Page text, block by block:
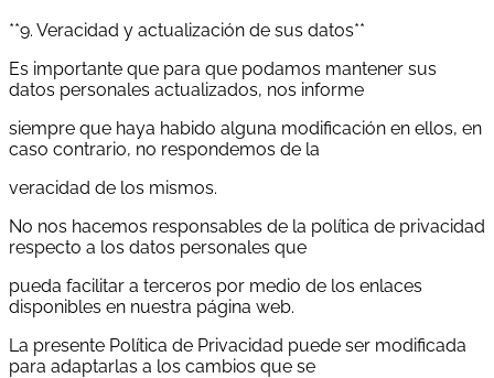
**9. Veracidad y actualización de sus datos**
Es importante que para que podamos mantener sus
datos personales actualizados, nos informe
siempre que haya habido alguna modificación en ellos, en
caso contrario, no respondemos de la
veracidad de los mismos.
No nos hacemos responsables de la política de privacidad
respecto a los datos personales que
pueda facilitar a terceros por medio de los enlaces
disponibles en nuestra página web.
La presente Política de Privacidad puede ser modificada
para adaptarlas a los cambios que se